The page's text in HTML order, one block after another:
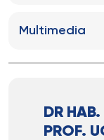
Multimedia
DR
PROF.